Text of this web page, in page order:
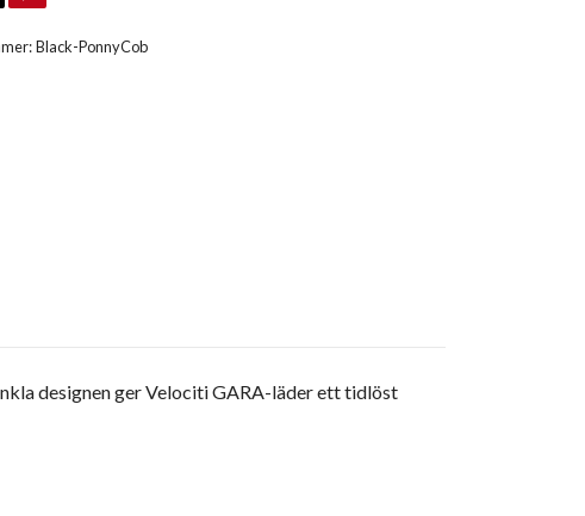
Black-PonnyCob
designen ger Velociti GARA-läder ett tidlöst